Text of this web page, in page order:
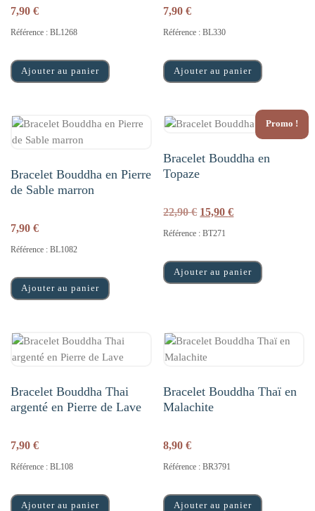
7,90 €
Référence : BL1268
Ajouter au panier
7,90€
Référence : BL330
Ajouter au panier
Bracelet Bouddha en Pierre
de Sable marron
7,90 €
Référence : BL1082
Ajouter au panier
Promo !
Bracelet Bouddha en
Topaze
22,90€ Le prix initial était :
15,90€Le prix actuel
Référence : BT271
Ajouter au panier
Bracelet Bouddha Thai
argenté en Pierre de Lave
7,90 €
Référence : BL108
Ajouter au panier
Bracelet Bouddha Thaï en
Malachite
8,90€
Référence : BR3791
Ajouter au panier